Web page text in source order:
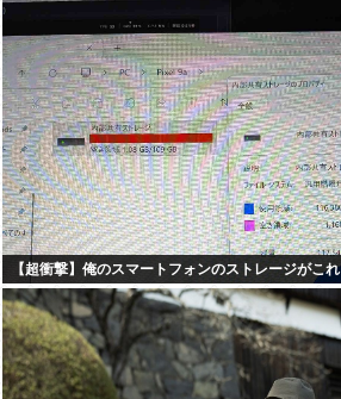
【超衝撃】俺のスマートフォンのストレージがこれ